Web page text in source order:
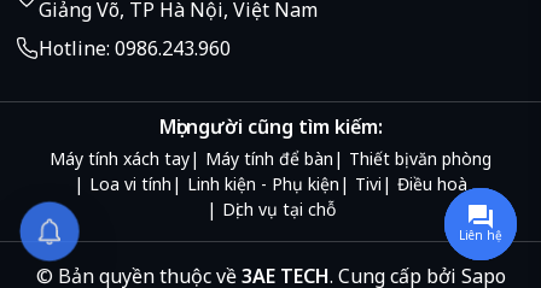
Giảng Võ, TP Hà Nội, Việt Nam
Hotline: 0986.243.960
Mọi người cũng tìm kiếm:
Máy tính xách tay Máy tính để bàn
Thiết bị văn phòng
Loa vi tính
Linh kiện - Phụ kiện Tivi
Điều hoà
Dịch vụ tại chỗ
© Bản quyền thuộc về3AE TECH. Cung cấp bởi Sapo
Liên hệ